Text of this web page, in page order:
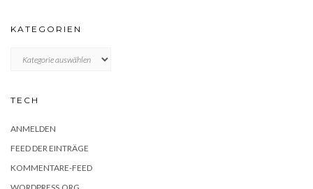
KATEGORIEN
TECH
ANMELDEN
FEED DER EINTRÄGE
KOMMENTARE-FEED